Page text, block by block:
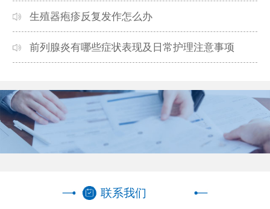
生殖器疱疹反复发作怎么办
前列腺炎有哪些症状表现及日常护理注意事项
联系我们